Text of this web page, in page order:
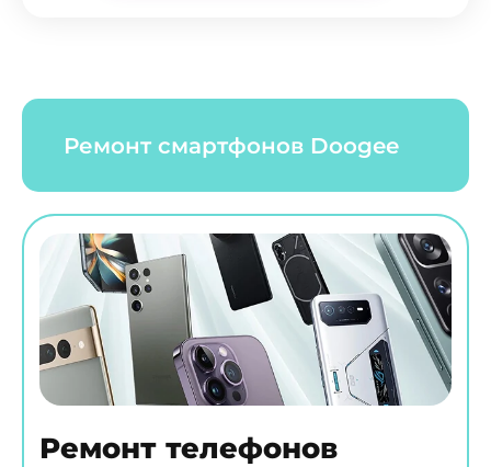
Ремонт смартфонов Doogee
Ремонт телефонов